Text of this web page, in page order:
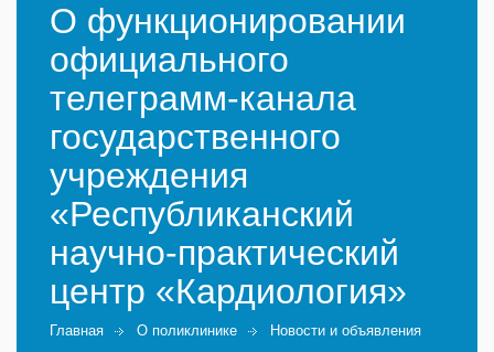
О функционировании
официального
телеграмм-канала
государственного
учреждения
«Республиканский
научно-практический
центр «Кардиология»
Главная О поликлинике Новости и объявления